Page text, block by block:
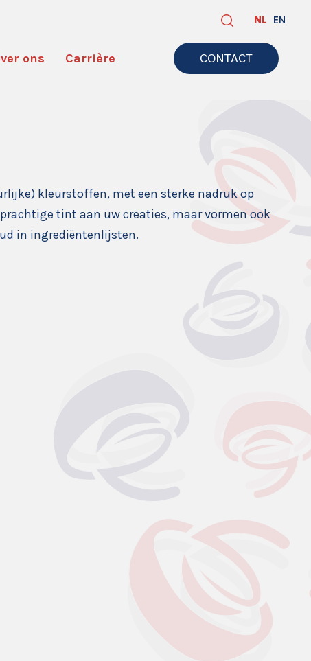
ons Carrière CONTACT
NL EN
kleurstoffen, met een sterke nadruk op
tint aan uw creaties, maar vormen ook
in ingrediëntenlijsten.